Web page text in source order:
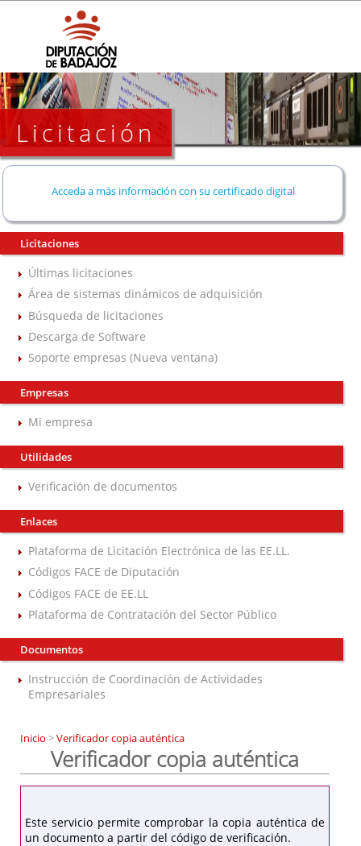
Licitación
Acceda a más información con su certificado digital
Licitaciones
Últimas licitaciones
Área de sistemas dinámicos de adquisición
Búsqueda de licitaciones
Descarga de Software
Soporte empresas (Nueva ventana)
Empresas
Mi empresa
Utilidades
Verificación de documentos
Enlaces
Plataforma de Licitación Electrónica de las EE.LL.
Códigos FACE de Diputación
Códigos FACE de EE.LL
Plataforma de Contratación del Sector Público
Documentos
Instrucción de Coordinación de Actividades
Empresariales
Inicio >Verificador copia auténtica
Verificador copia auténtica
Este servicio permite comprobar la copia auténtica de
un documento a partir del código de verificación.